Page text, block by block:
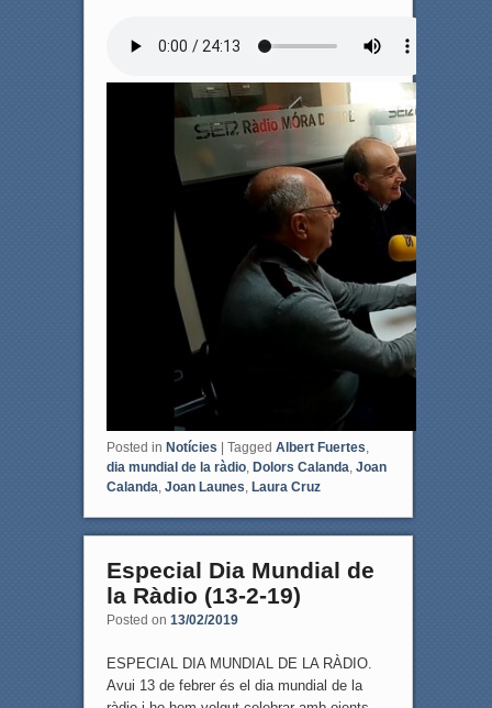
k
Posted in Notícies Tagged Albert Fuertes,
dia mundial de la ràdio, Dolors Calanda, Joan
Calanda, Joan Launes, Laura Cruz
Especial Dia Mundial de
la Ràdio (13-2-19)
Posted on 13/02/2019
ESPECIAL DIA MUNDIAL DE LA RÀDIO.
Avui 13 de febrer és el dia mundial de la